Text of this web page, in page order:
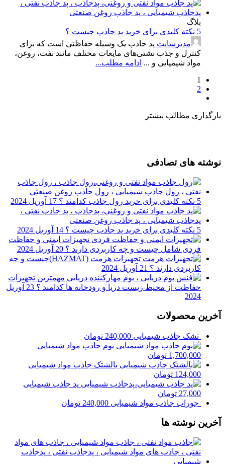
بلاگ
5 نکته کلیدی برای خرید پد جاذب چیست ؟
مدیرسایت پد جاذب یک وسیله حفاظتی است که برای
کنترل و جذب نشتی‌های مایعات مختلف مانند نفت، روغن،
مواد شیمیایی و ... ادامه مطلب...
1
2
بارگذاری مطالب بیشتر
نوشته های تصادفی
5 نکته کلیدی برای خرید رول جاذب کدامند ؟ 17 آوریل 2024
5 نکته کلیدی برای خرید پد جاذب چیست ؟
14 آوریل 2024
تجهیزات ایمنی و حفاظت
فردی شامل چیست و چه کاربردی دارند ؟ 20 آوریل 2024
تجهیزات هزمت (HAZMAT)چیست و چه
کاربردی دارند ؟ 21 آوریل 2024
مهمترین تجهیزات
حفاظت از محیط زیست دریا و رودخانه ها کدامند ؟
23 آوریل
2024
آخرین محصولات
تشک جاذب شیمیایی 240,000 تومان
بوم جاذب مواد شیمیایی
1,700,000 تومان
بالشتک جاذب مواد شیمیایی
124,000 تومان
پد جاذب شیمیایی
27,000 تومان
جوراب جاذب مواد شیمیایی 240,000 تومان
آخرین نوشته ها